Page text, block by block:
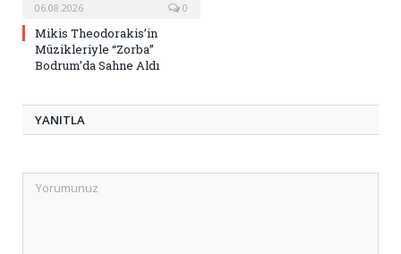
06.08.2026 0
Mikis Theodorakis’in
Müzikleriyle “Zorba”
Bodrum’da Sahne Aldı
YANITLA